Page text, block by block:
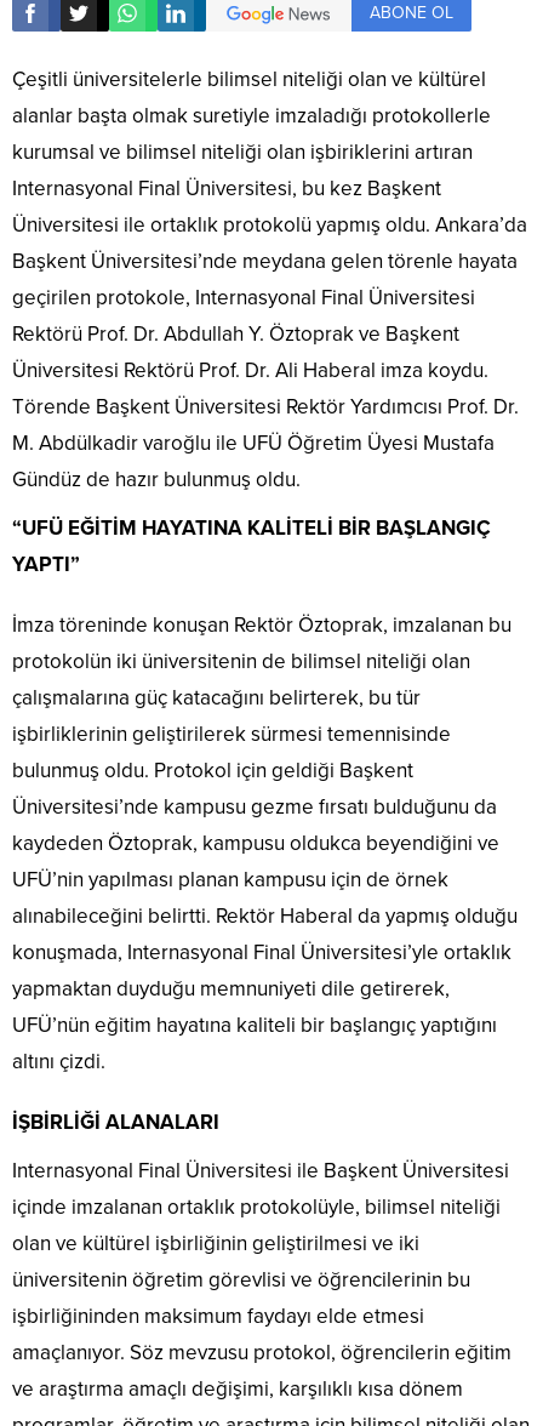
ABONE OL
Çeşitli üniversitelerle bilimsel niteliği olan ve kültürel
alanlar başta olmak suretiyle imzaladığı protokollerle
kurumsal ve bilimsel niteliği olan işbiriklerini artıran
Internasyonal Final Üniversitesi, bu kez Başkent
Üniversitesi ile ortaklık protokolü yapmış oldu. Ankara’da
Başkent Üniversitesi’nde meydana gelen törenle hayata
geçirilen protokole, Internasyonal Final Üniversitesi
Rektörü Prof. Dr. Abdullah Y. Öztoprak ve Başkent
Üniversitesi Rektörü Prof. Dr. Ali Haberal imza koydu.
Törende Başkent Üniversitesi Rektör Yardımcısı Prof. Dr.
M. Abdülkadir varoğlu ile UFÜ Öğretim Üyesi Mustafa
Gündüz de hazır bulunmuş oldu.
“UFÜ EĞİTİM HAYATINA KALİTELİ BİR BAŞLANGIÇ
YAPTI”
İmza töreninde konuşan Rektör Öztoprak, imzalanan bu
protokolün iki üniversitenin de bilimsel niteliği olan
çalışmalarına güç katacağını belirterek, bu tür
işbirliklerinin geliştirilerek sürmesi temennisinde
bulunmuş oldu. Protokol için geldiği Başkent
Üniversitesi’nde kampusu gezme fırsatı bulduğunu da
kaydeden Öztoprak, kampusu oldukca beyendiğini ve
UFÜ’nin yapılması planan kampusu için de örnek
alınabileceğini belirtti. Rektör Haberal da yapmış olduğu
konuşmada, Internasyonal Final Üniversitesi’yle ortaklık
yapmaktan duyduğu memnuniyeti dile getirerek,
UFÜ’nün eğitim hayatına kaliteli bir başlangıç yaptığını
altını çizdi.
İŞBİRLİĞİ ALANALARI
Internasyonal Final Üniversitesi ile Başkent Üniversitesi
içinde imzalanan ortaklık protokolüyle, bilimsel niteliği
olan ve kültürel işbirliğinin geliştirilmesi ve iki
üniversitenin öğretim görevlisi ve öğrencilerinin bu
işbirliğininden maksimum faydayı elde etmesi
amaçlanıyor. Söz mevzusu protokol, öğrencilerin eğitim
ve araştırma amaçlı değişimi, karşılıklı kısa dönem